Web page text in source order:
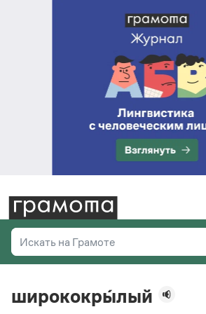
Искать на Грамоте
Справочная служба
ширококры́лый